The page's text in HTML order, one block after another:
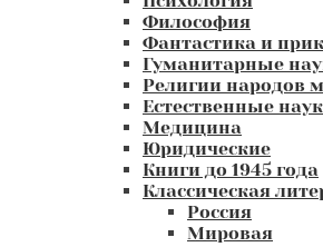
Философия
Фантастика и
Гуманитарные
Религии народов
Естественные
Медицина
Юридические
Книги до 1945 года
Классическая
Россия
Мировая